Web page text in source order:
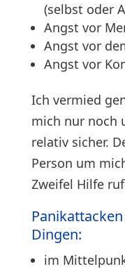
(selbst oder
Angst vor
Angst vor
Angst vor
Ich vermied
mich nur noch
relativ sicher.
Person um
Zweifel Hilfe
Dingen:
im